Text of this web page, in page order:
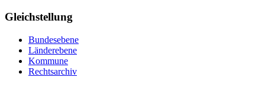
Gleichstellung
Bundesebene
Länderebene
Kommune
Rechtsarchiv